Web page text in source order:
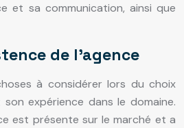
et sa communication, ainsi que
de l’agence
à considérer lors du choix
son expérience dans le domaine.
est présente sur le marché et a